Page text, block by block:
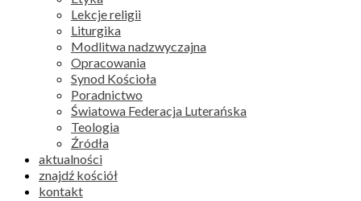
Lekcje religii
Liturgika
Modlitwa nadzwyczajna
Opracowania
Synod Kościoła
Poradnictwo
Światowa Federacja Luterańska
Teologia
Źródła
aktualności
znajdź kościół
kontakt